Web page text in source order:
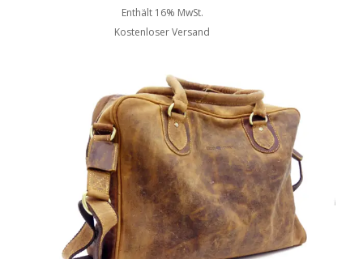
Enthält 16% MwSt.
Kostenloser Versand